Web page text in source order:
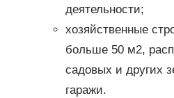
деятельности;
хозяйственные
больше 50 м2,
садовых и других
гаражи.